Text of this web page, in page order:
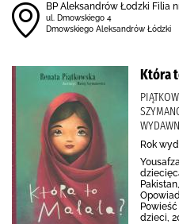
BP Aleksandrów Łodzki Filia
ul. Dmowskiego 4
Dmowskiego Aleksandrów Łódzki
Która
Rok
dzieci,